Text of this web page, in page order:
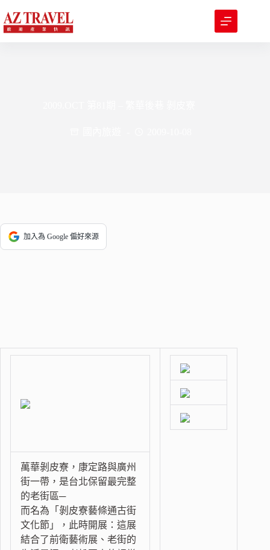
至
主
加入為 Google 偏好來源
萬華剝皮寮，康定路與廣州
街一帶，是台北保留最完整
的老街區─
而名為「剝皮寮藝條通古街
文化節」，此時開展：這展
結合了前衛藝術展、老街的